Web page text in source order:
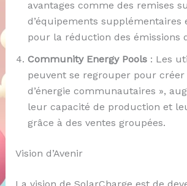
avantages comme des remises
d’équipements supplémentaires
pour la réduction des émissions
Community Energy Pools: Les
peuvent se regrouper pour créer
d’énergie communautaires »,
leur capacité de production et
grâce à des ventes groupées.
Vision d’Avenir